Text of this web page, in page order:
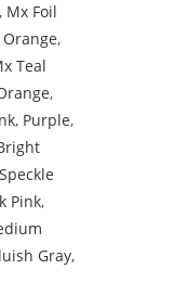
, Mx Foil
,
Teal
,
, Purple,
Speckle
Pink,
Gray,